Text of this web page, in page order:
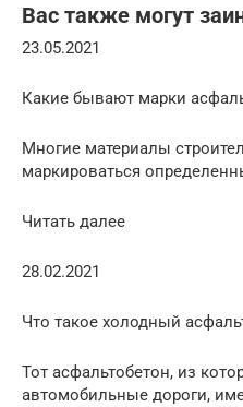
Вас также могут
23.05.2021
Какие бывают марки
Многие материалы
маркироваться
Читать далее
28.02.2021
Что такое холодный
Тот асфальтобетон, из
автомобильные дороги,